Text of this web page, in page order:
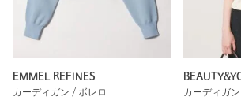
EMMEL REFINES
カーディガン / ボレロ
カーディガ